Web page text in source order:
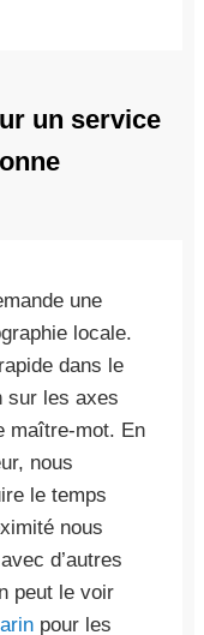
un service
une
locale.
dans le
sur les axes
maître-mot. En
nous
le temps
nous
d’autres
peut le voir
pour les